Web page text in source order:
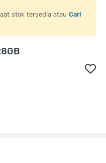
stok tersedia atau Cari